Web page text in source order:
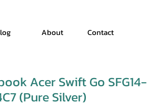
About Contact
Acer Swift Go SFG14-
(Pure Silver)